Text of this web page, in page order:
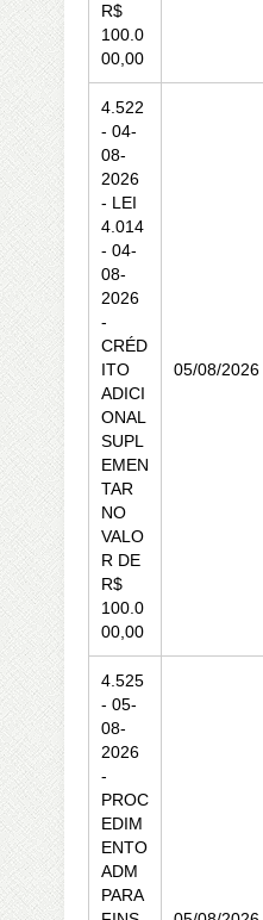
R$
100.0
00,00
4.522
- 04-
08-
2026
- LEI
4.014
- 04-
08-
2026
-
CRÉD
ITO
ADICI
ONAL
SUPL
EMEN
TAR
NO
VALO
R DE
R$
100.0
00,00
05/08/2026
4.525
- 05-
08-
2026
-
PROC
EDIM
ENTO
ADM
PARA